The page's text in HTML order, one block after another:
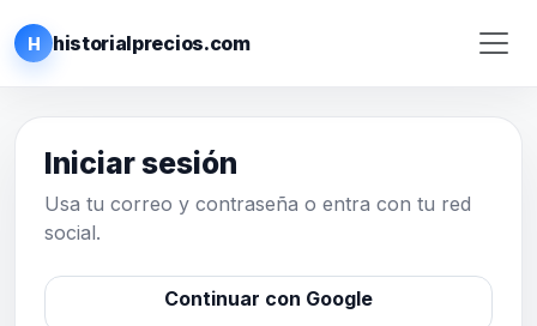
H historialprecios.com
Iniciar sesión
Usa tu correo y contraseña o entra con tu red
social.
Continuar con Google